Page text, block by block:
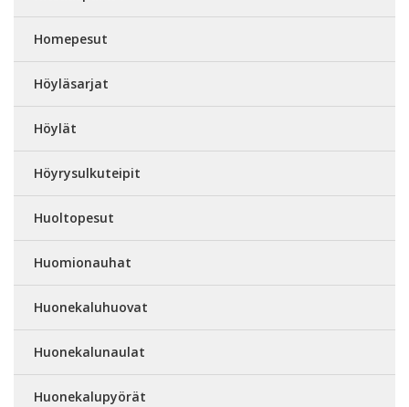
Homepesut
Höyläsarjat
Höylät
Höyrysulkuteipit
Huoltopesut
Huomionauhat
Huonekaluhuovat
Huonekalunaulat
Huonekalupyörät